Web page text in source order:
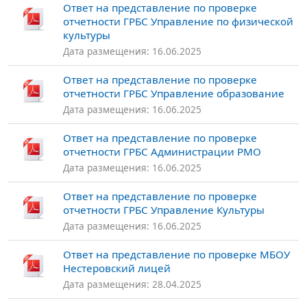
Ответ на представление по проверке
отчетности ГРБС Управление по физической
культуры
Дата размещения: 16.06.2025
Ответ на представление по проверке
отчетности ГРБС Управление образование
Дата размещения: 16.06.2025
Ответ на представление по проверке
отчетности ГРБС Администрации РМО
Дата размещения: 16.06.2025
Ответ на представление по проверке
отчетности ГРБС Управление Культуры
Дата размещения: 16.06.2025
Ответ на представление по проверке МБОУ
Нестеровский лицей
Дата размещения: 28.04.2025